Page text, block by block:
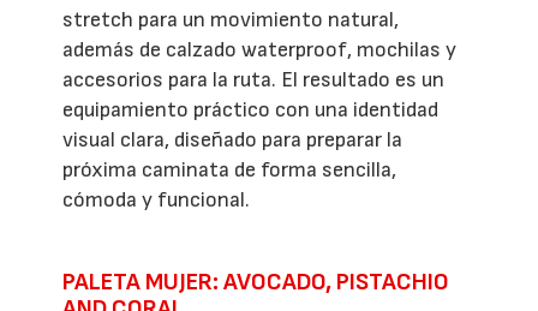
stretch para un movimiento natural,
además de calzado waterproof, mochilas y
accesorios para la ruta. El resultado es un
equipamiento práctico con una identidad
visual clara, diseñado para preparar la
próxima caminata de forma sencilla,
cómoda y funcional.
PALETA MUJER: AVOCADO, PISTACHIO